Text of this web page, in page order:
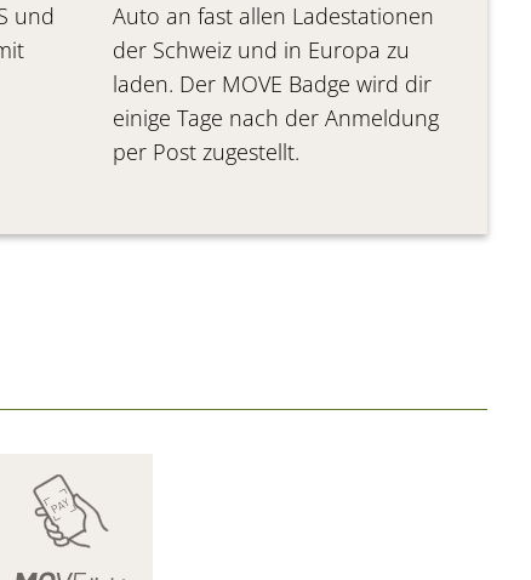
und
Auto an fast allen Ladestationen
der Schweiz und in Europa zu
laden. Der MOVE Badge wird dir
einige Tage nach der Anmeldung
per Post zugestellt.